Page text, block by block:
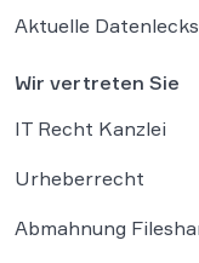
Aktuelle Datenlecks
Wir vertreten Sie
IT Recht Kanzlei
Urheberrecht
Abmahnung